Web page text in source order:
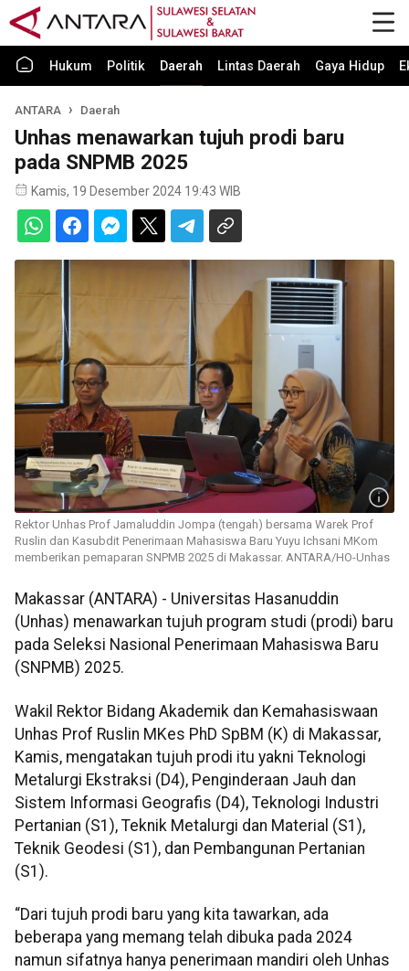
Hukum Politik Daerah Lintas Daerah Gaya Hidup
ANTARA Daerah
Unhas menawarkan tujuh prodi baru
pada SNPMB 2025
Kamis, 19 Desember 2024 19:43 WIB
Rektor Unhas Prof Jamaluddin Jompa (tengah) bersama Warek Prof
Ruslin dan Kasubdit Penerimaan Mahasiswa Baru Yuyu Ichsani MKom
memberikan pemaparan SNPMB 2025 di Makassar. ANTARA/HO-Unhas
Makassar (ANTARA) - Universitas Hasanuddin
(Unhas) menawarkan tujuh program studi (prodi) baru
pada Seleksi Nasional Penerimaan Mahasiswa Baru
(SNPMB) 2025.
Wakil Rektor Bidang Akademik dan Kemahasiswaan
Unhas Prof Ruslin MKes PhD SpBM (K) di Makassar,
Kamis, mengatakan tujuh prodi itu yakni Teknologi
Metalurgi Ekstraksi (D4), Penginderaan Jauh dan
Sistem Informasi Geografis (D4), Teknologi Industri
Pertanian (S1), Teknik Metalurgi dan Material (S1),
Teknik Geodesi (S1), dan Pembangunan Pertanian
(S1).
“Dari tujuh prodi baru yang kita tawarkan, ada
beberapa yang memang telah dibuka pada 2024
namun sifatnya hanya penerimaan mandiri oleh Unhas